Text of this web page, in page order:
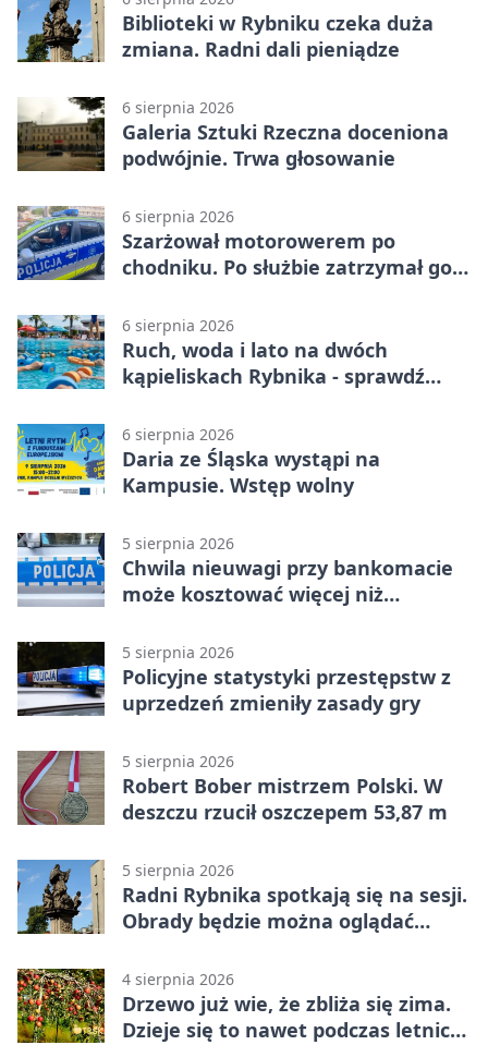
Biblioteki w Rybniku czeka duża
zmiana. Radni dali pieniądze
6 sierpnia 2026
Galeria Sztuki Rzeczna doceniona
podwójnie. Trwa głosowanie
6 sierpnia 2026
Szarżował motorowerem po
chodniku. Po służbie zatrzymał go
6 sierpnia 2026
Ruch, woda i lato na dwóch
kąpieliskach Rybnika - sprawdź
6 sierpnia 2026
Daria ze Śląska wystąpi na
Kampusie. Wstęp wolny
5 sierpnia 2026
Chwila nieuwagi przy bankomacie
może kosztować więcej niż
5 sierpnia 2026
Policyjne statystyki przestępstw z
uprzedzeń zmieniły zasady gry
5 sierpnia 2026
Robert Bober mistrzem Polski. W
deszczu rzucił oszczepem 53,87 m
5 sierpnia 2026
Radni Rybnika spotkają się na sesji.
Obrady będzie można oglądać
4 sierpnia 2026
Drzewo już wie, że zbliża się zima.
Dzieje się to nawet podczas letnich